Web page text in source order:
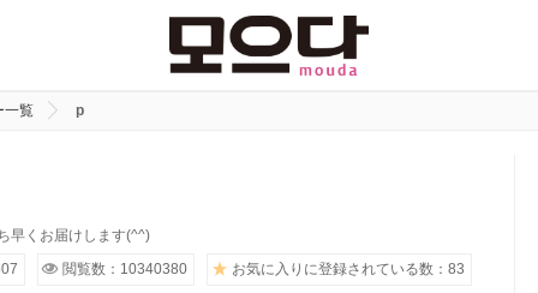
一覧 p
早くお届けします(^^)
閲覧数：10340380 お気に入りに登録されている数：83